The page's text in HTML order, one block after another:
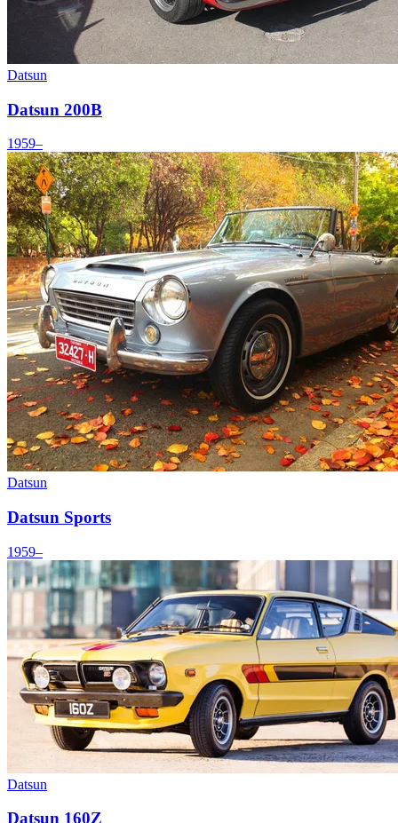
Datsun
Datsun 200B
1959–
Datsun
Datsun Sports
1959–
Datsun
Datsun 160Z